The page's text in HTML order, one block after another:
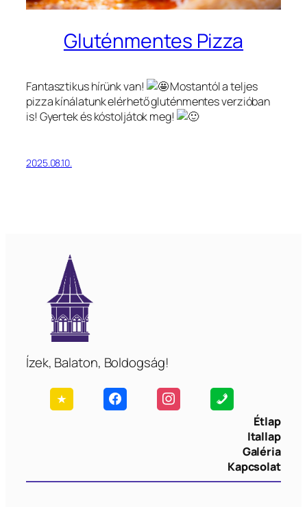
Gluténmentes Pizza
Fantasztikus hírünk van!
Mostantól a teljes
pizza kínálatunk elérhető gluténmentes verzióban
is! Gyertek és kóstoljátok meg!
2025.08.10.
Ízek, Balaton, Boldogság!
Étlap
Itallap
Galéria
Kapcsolat